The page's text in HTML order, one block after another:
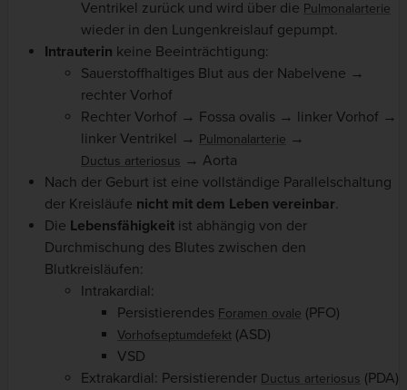
Ventrikel zurück und wird über die Pulmonalarterie
wieder in den Lungenkreislauf gepumpt.
Intrauterin keine Beeinträchtigung:
Sauerstoffhaltiges Blut aus der Nabelvene →
rechter Vorhof
Rechter Vorhof → Fossa ovalis → linker Vorhof →
linker Ventrikel → Pulmonalarterie →
Ductus arteriosus → Aorta
Nach der Geburt ist eine vollständige Parallelschaltung
der Kreisläufe nicht mit dem Leben vereinbar.
Die Lebensfähigkeit ist abhängig von der
Durchmischung des Blutes zwischen den
Blutkreisläufen:
Intrakardial:
Persistierendes Foramen ovale (PFO)
Vorhofseptumdefekt (ASD)
VSD
Extrakardial: Persistierender Ductus arteriosus (PDA)